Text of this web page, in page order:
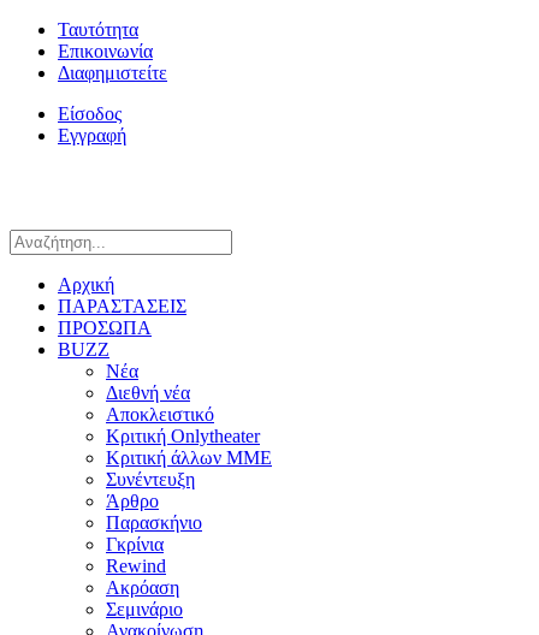
Ταυτότητα
Επικοινωνία
Διαφημιστείτε
Είσοδος
Εγγραφή
Αρχική
ΠΑΡΑΣΤΑΣΕΙΣ
ΠΡΟΣΩΠΑ
BUZZ
Νέα
Διεθνή νέα
Αποκλειστικό
Κριτική Onlytheater
Κριτική άλλων ΜΜΕ
Συνέντευξη
Άρθρο
Παρασκήνιο
Γκρίνια
Rewind
Ακρόαση
Σεμινάριο
Ανακοίνωση